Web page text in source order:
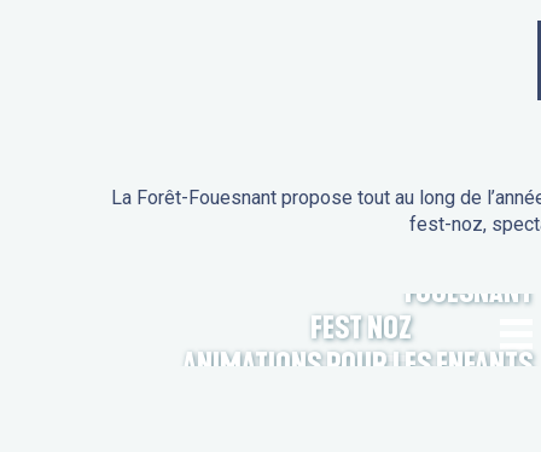
La Forêt-Fouesnant propose tout au long de
fest-noz,
FOUESNANT
FEST NOZ
ANIMATIONS POUR LES ENFANTS